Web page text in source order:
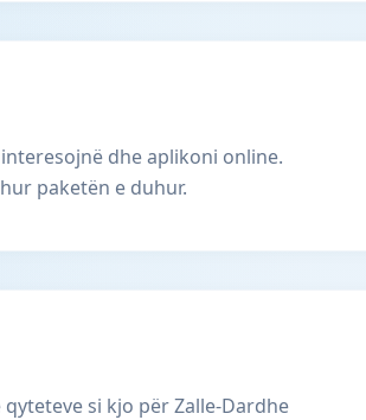
dhe aplikoni online.
paketën e duhur.
si kjo për Zalle-Dardhe